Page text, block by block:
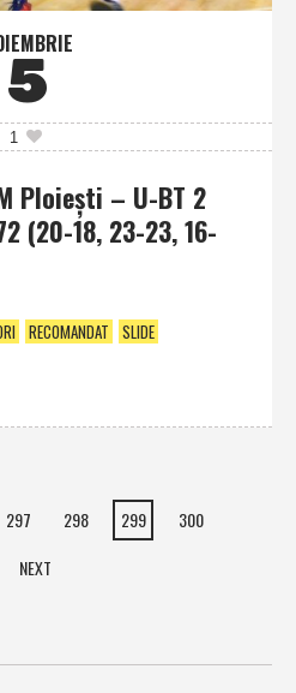
5
1
Ploieşti – U-BT 2
(20-18, 23-23, 16-
RECOMANDAT SLIDE
297 298 299
300
NEXT